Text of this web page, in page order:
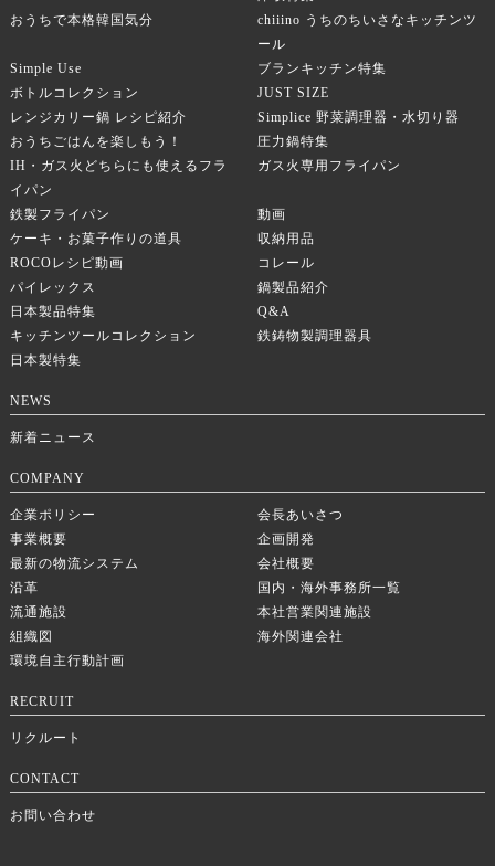
おうちで本格韓国気分
chiiino うちのちいさなキッチンツ
ール
Simple Use
ブランキッチン特集
ボトルコレクション
JUST SIZE
レンジカリー鍋 レシピ紹介
Simplice 野菜調理器・水切り器
おうちごはんを楽しもう！
圧力鍋特集
IH・ガス火どちらにも使えるフラ
イパン
ガス火専用フライパン
鉄製フライパン
動画
ケーキ・お菓子作りの道具
収納用品
ROCOレシピ動画
コレール
パイレックス
鍋製品紹介
日本製品特集
Q&A
キッチンツールコレクション
鉄鋳物製調理器具
日本製特集
NEWS
新着ニュース
COMPANY
企業ポリシー
会長あいさつ
事業概要
企画開発
最新の物流システム
会社概要
沿革
国内・海外事務所一覧
流通施設
本社営業関連施設
組織図
海外関連会社
環境自主行動計画
RECRUIT
リクルート
CONTACT
お問い合わせ